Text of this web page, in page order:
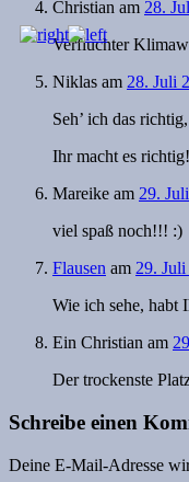
Christian am 28.
Verfluchter
Niklas am 28. Juli
Seh’ ich das
Ihr macht es richtig!
Mareike am 29.
viel spaß noch!!! :)
Flausen am 29.
Wie ich sehe, habt
Ein Christian am
Der trockenste
Schreibe einen
Deine E-Mail-Adresse